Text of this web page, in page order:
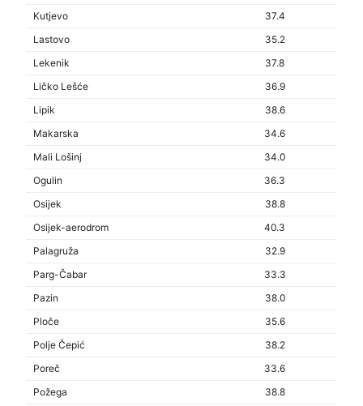
Kutjevo
37.4
Lastovo
35.2
Lekenik
37.8
Ličko Lešće
36.9
Lipik
38.6
Makarska
34.6
Mali Lošinj
34.0
Ogulin
36.3
Osijek
38.8
Osijek-aerodrom
40.3
Palagruža
32.9
Parg-Čabar
33.3
Pazin
38.0
Ploče
35.6
Polje Čepić
38.2
Poreč
33.6
Požega
38.8